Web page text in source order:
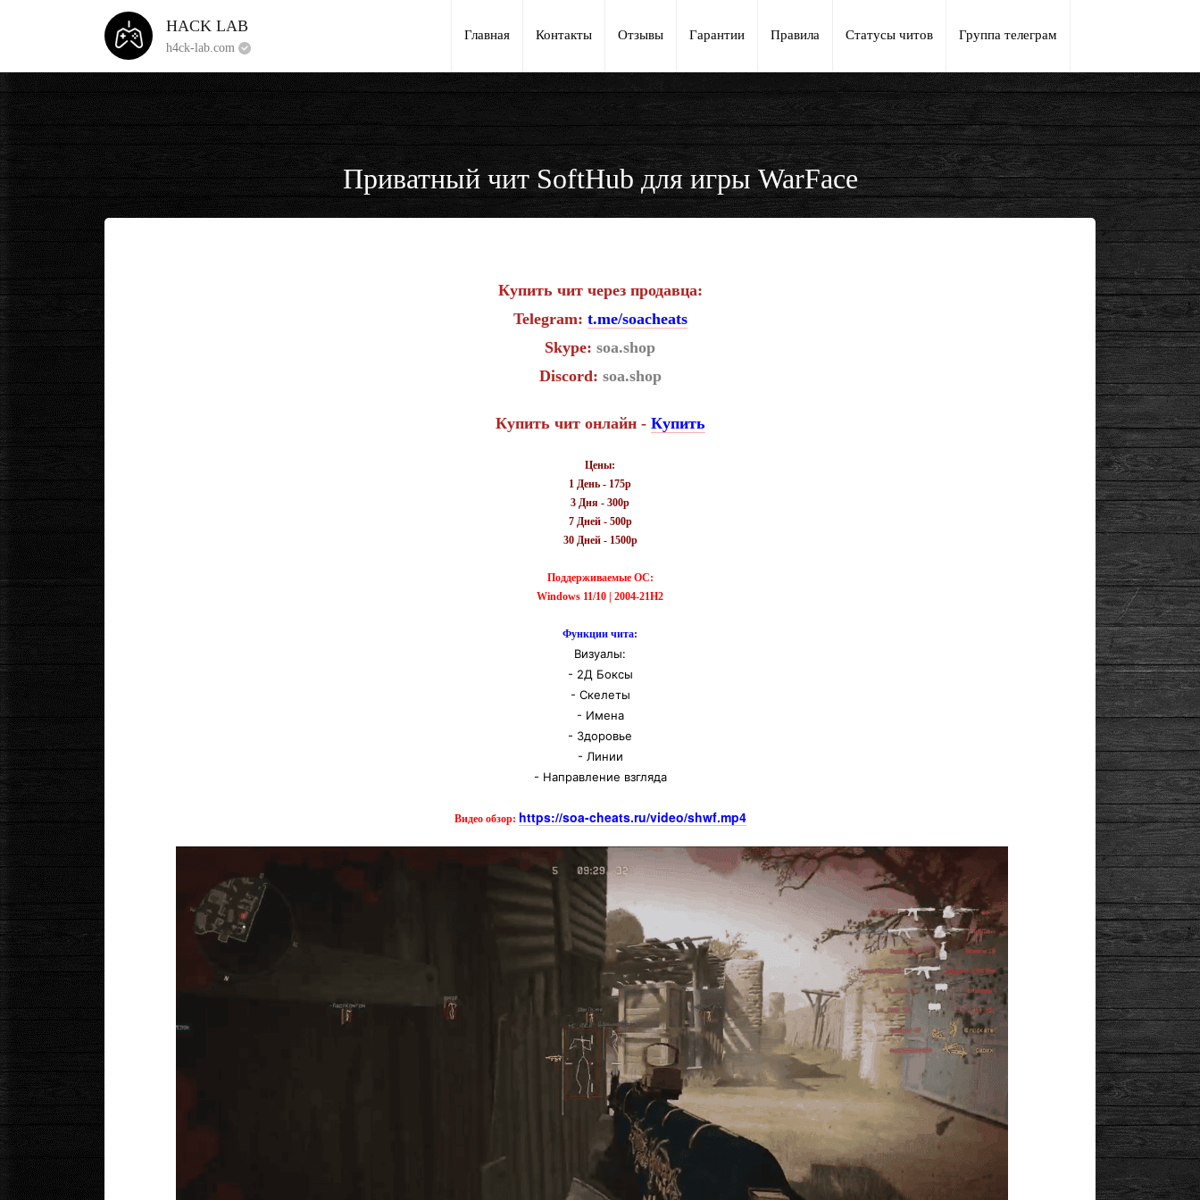
HACK LAB
h4ck-lab.com
Главная Контакты Отзывы Гарантии Правила Статусы читов Группа телеграм
Приватный чит SoftHub для игры WarFace
Купить чит через продавца:
Telegram: t.me/soacheats
Skype: soa.shop
Discord: soa.shop
Купить чит онлайн - Купить
Цены:
1 День - 175р
3 Дня - 300р
7 Дней - 500р
30 Дней - 1500р
Поддерживаемые ОС:
Windows 11/10 |
2004-21H2
Функции чита:
Визуалы:
- 2Д Боксы
- Скелеты
- Имена
- Здоровье
- Линии
- Направление взгляда
Видео обзор: https://soa-cheats.ru/video/shwf.mp4